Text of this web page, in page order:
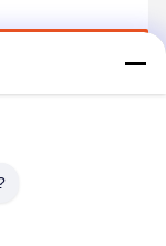
Ondergoed